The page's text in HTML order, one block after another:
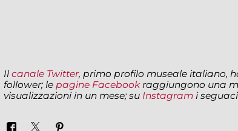
Il canale Twitter, primo profilo museale italiano,
follower; le pagine Facebookraggiungono una
visualizzazioni in un mese; su Instagram i